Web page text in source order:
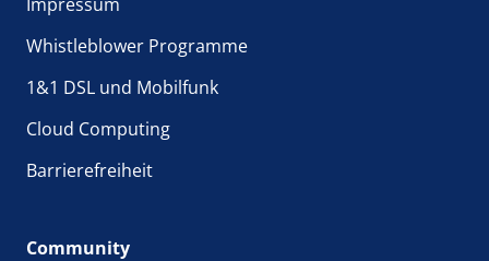
Whistleblower Programme
1&1 DSL und Mobilfunk
Cloud Computing
Barrierefreiheit
Community